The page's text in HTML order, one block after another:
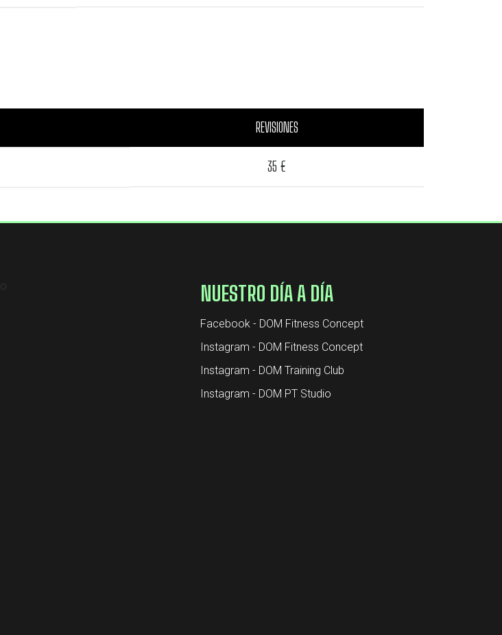
REVISIONES
35 €
NUESTRO DÍA A DÍA
Facebook - DOM Fitness Concept
Instagram - DOM Fitness Concept
Instagram - DOM Training Club
Instagram - DOM PT Studio